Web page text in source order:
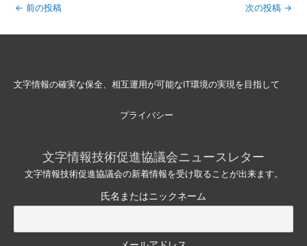
← 前の投稿 次の投稿 →
文字情報の確実な保全、相互運用が可能なIT環境の実現を目指して
プライバシー
文字情報技術促進協議会ニュースレター
文字情報技術促進協議会の新着情報を受け取ることが出来ます。
氏名またはニックネーム